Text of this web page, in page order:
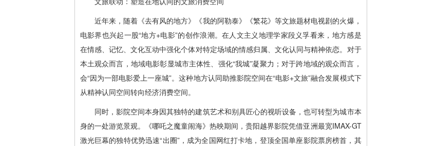
近年来，随着《去有风的地方》《我的阿勒泰》《繁花》等文旅题材电视剧的火爆，
电影界也兴起一股“地方+电影”的创作浪潮。在人文主义地理学家段义孚看来，地方感是
在情感、记忆、文化互动中强化个体对特定场域的情感归属、文化认同与精神依恋。对于
本土观众而言，地域电影彰显城市主体性、强化“我城”凝聚力；对于跨地域的观众而言，
会“因为一部电影爱上一座城”。这种地方认同助推影院空间在“电影+文旅”融合发展模式下
从精神认同空间转向经济消费空间。
同时，影院空间本身因其独特的建筑艺术和别具匠心的视听设备，也可转型为城市本
身的一处游览景观。《哪吒之魔童闹海》热映期间，贵阳越界影院凭借亚洲最宽IMAX-GT
激光巨幕的独特优势迅速“出圈”，成为全国网红打卡地，登顶全国单座影院票房榜首，其